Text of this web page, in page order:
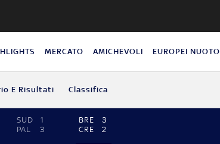
MERCATO AMICHEVOLI EUROPEI NUOTO
E Risultati Classifica
SUD
1
PAL
3
BRE
3
CRE
2